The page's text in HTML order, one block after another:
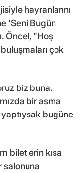
hayranlarını
'Seni Bugün
Öncel, "Hoş
çok
biz buna.
bir asma
bugüne
biletlerin kısa
salonuna